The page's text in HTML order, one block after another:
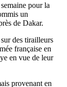
pour la
un
de Dakar.
des tirailleurs
française en
en vue de leur
provenant en